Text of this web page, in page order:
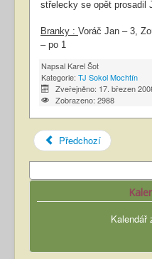
střelecky se opět prosadil
Branky : Voráč Jan – 3,
– po 1
Napsal Karel Šot
Kategorie: TJ Sokol Mochtín
Zveřejněno: 17. březen
Zobrazeno: 2988
Předchozí
Kalendář